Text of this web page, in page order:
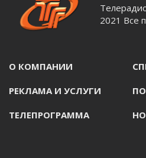
2021 Все
О КОМПАНИИ
РЕКЛАМА И УСЛУГИ
ТЕЛЕПРОГРАММА